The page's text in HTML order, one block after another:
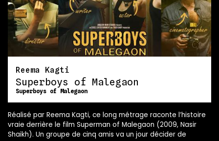
Reema Kagti
Superboys of Malegaon
Superboys of Malegaon
Réalisé par Reema Kagti, ce long métrage raconte l’histoire
vraie derrière le film Superman of Malegaon (2009, Nasir
Shaikh). Un groupe de cinq amis va un jour décider de